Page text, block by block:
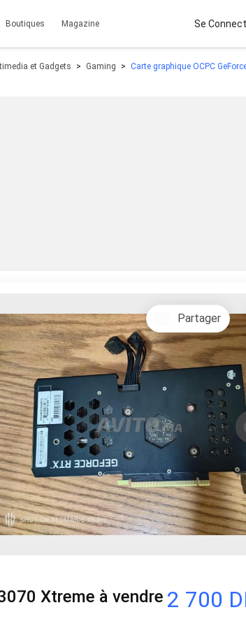
Boutiques Magazine Se
et Gadgets Gaming Carte graphique OCPC
Partager
Xtreme à vendre 2 700